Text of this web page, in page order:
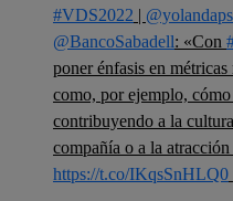
#VDS2022 |
@BancoSabadell: «Con
poner énfasis en
como, por ejemplo, cómo
contribuyendo a la
compañía o a la
https://t.co/IKqsSnHLQ0